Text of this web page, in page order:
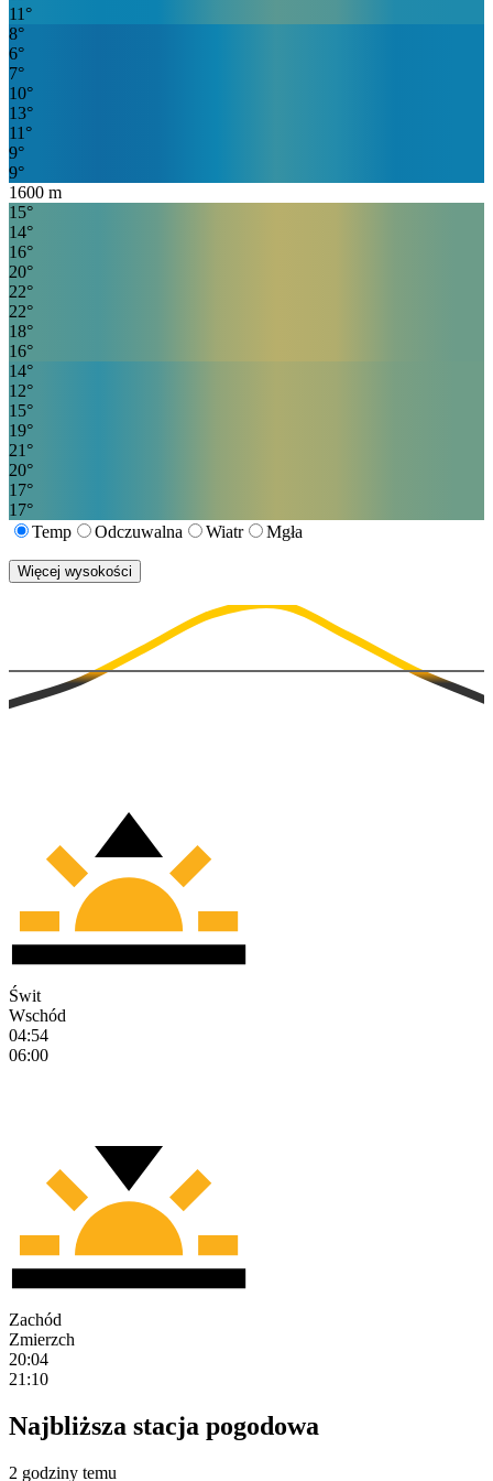
11 °
8°
6°
7°
10°
13°
11 °
9°
9°
1600 m
15°
14°
16°
20°
22°
22°
18°
16°
14°
12°
15°
19°
21 °
20°
17°
17°
Temp
Odczuwalna Wiatr Mgła
Więcej wysokości
Świt
Wschód
04:54
06:00
Zachód
Zmierzch
20:04
21:10
Najbliższa stacja pogodowa
2 godziny temu